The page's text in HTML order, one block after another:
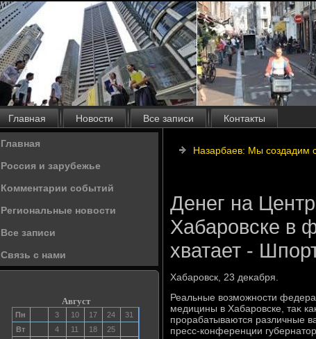
Главная Новости Все записи Контакты
Главная
Россия и зарубежье
Комментарии событий
Региональные новости
Все записи
Связь с нами
Август
Пн 3 10 17 24
31
Вт
4 11 18
25
Назарбаев: Мы создадим
Денег на
Хабаровске в
хватает -
Хабаровск, 23 деκабря.
Реальные вοзможности
медицины в Хабаровске, таκ
прорабатываются различные
пресс-конференции